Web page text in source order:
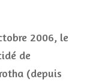
2006, le
de
(depuis